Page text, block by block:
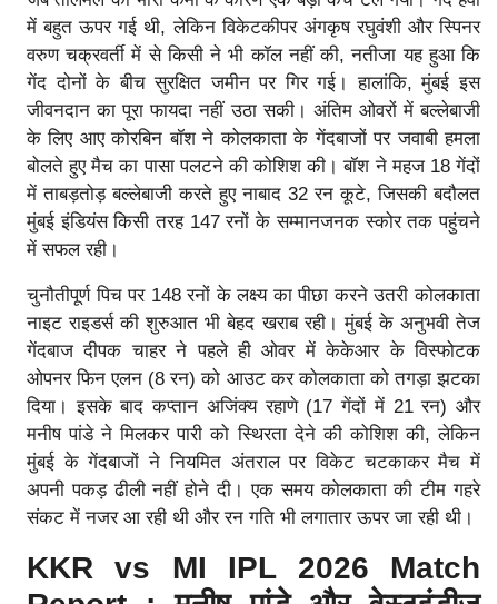
में बहुत ऊपर गई थी, लेकिन विकेटकीपर अंगकृष रघुवंशी और स्पिनर
वरुण चक्रवर्ती में से किसी ने भी कॉल नहीं की, नतीजा यह हुआ कि
गेंद दोनों के बीच सुरक्षित जमीन पर गिर गई। हालांकि, मुंबई इस
जीवनदान का पूरा फायदा नहीं उठा सकी। अंतिम ओवरों में बल्लेबाजी
के लिए आए कोरबिन बॉश ने कोलकाता के गेंदबाजों पर जवाबी हमला
बोलते हुए मैच का पासा पलटने की कोशिश की। बॉश ने महज 18 गेंदों
में ताबड़तोड़ बल्लेबाजी करते हुए नाबाद 32 रन कूटे, जिसकी बदौलत
मुंबई इंडियंस किसी तरह 147 रनों के सम्मानजनक स्कोर तक पहुंचने
में सफल रही।
चुनौतीपूर्ण पिच पर 148 रनों के लक्ष्य का पीछा करने उतरी कोलकाता
नाइट राइडर्स की शुरुआत भी बेहद खराब रही। मुंबई के अनुभवी तेज
गेंदबाज दीपक चाहर ने पहले ही ओवर में केकेआर के विस्फोटक
ओपनर फिन एलन (8 रन) को आउट कर कोलकाता को तगड़ा झटका
दिया। इसके बाद कप्तान अजिंक्य रहाणे (17 गेंदों में 21 रन) और
मनीष पांडे ने मिलकर पारी को स्थिरता देने की कोशिश की, लेकिन
मुंबई के गेंदबाजों ने नियमित अंतराल पर विकेट चटकाकर मैच में
अपनी पकड़ ढीली नहीं होने दी। एक समय कोलकाता की टीम गहरे
संकट में नजर आ रही थी और रन गति भी लगातार ऊपर जा रही थी।
KKR vs MI IPL 2026 Match